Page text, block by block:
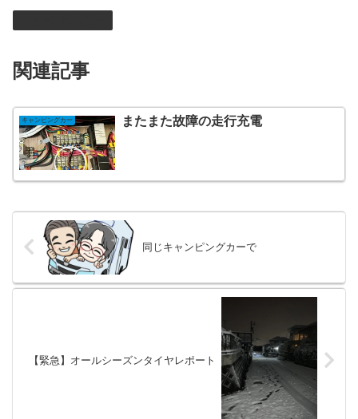
関連記事
キャンピングカー またまた故障の走行充電
同じキャンピングカーで
【緊急】オールシーズンタイヤレポート